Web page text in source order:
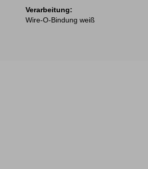
Verarbeitung:
Wire-O-Bindung weiß